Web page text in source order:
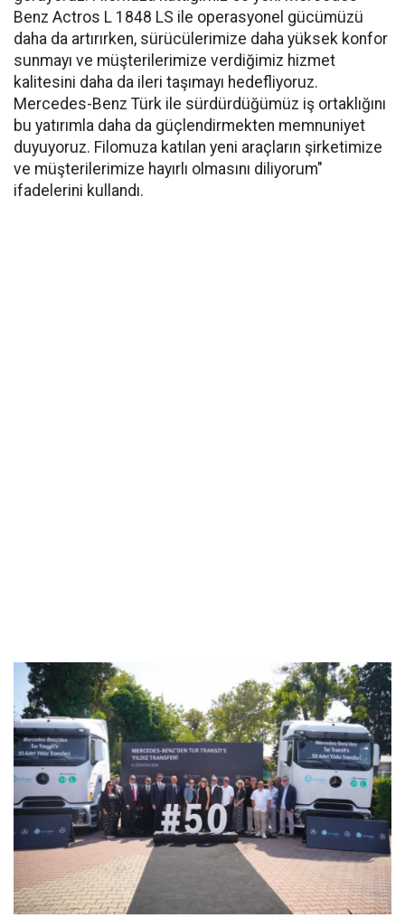
Benz Actros L 1848 LS ile operasyonel gücümüzü
daha da artırırken, sürücülerimize daha yüksek konfor
sunmayı ve müşterilerimize verdiğimiz hizmet
kalitesini daha da ileri taşımayı hedefliyoruz.
Mercedes-Benz Türk ile sürdürdüğümüz iş ortaklığını
bu yatırımla daha da güçlendirmekten memnuniyet
duyuyoruz. Filomuza katılan yeni araçların şirketimize
ve müşterilerimize hayırlı olmasını diliyorum"
ifadelerini kullandı.